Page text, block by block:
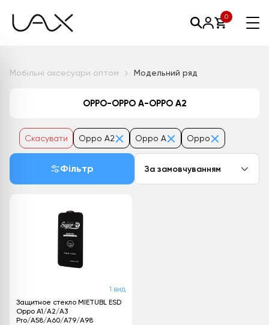
0
Мобільні аксесуари оптом Модельний ряд
OPPO-OPPO A-OPPO A2
Скасувати Oppo A2 Oppo A Oppo
Фільтр За замовчуванням
1 вид
Защитное стекло MIETUBL ESD
Oppo A1/A2/A3
Pro/A58/A60/A79/A98